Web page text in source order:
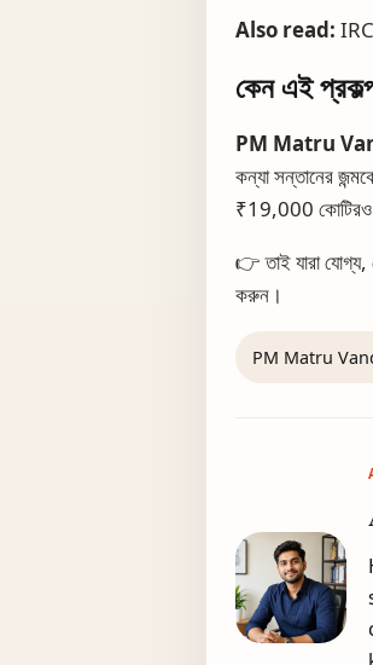
Also read:
কেন এই
PM Matru
কন্যা সন্তানের
₹19,000 কোটিরও
👉 তাই যারা
করুন।
PM Matru